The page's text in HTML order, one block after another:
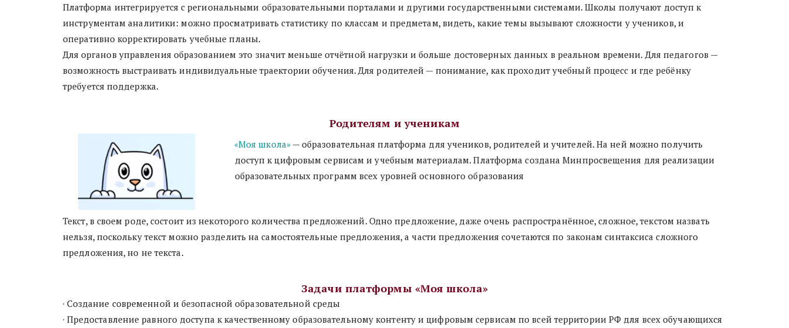
Платформа интегрируется с региональными образовательными порталами и другими государственными системами. Школы получают доступ к
инструментам аналитики: можно просматривать статистику по классам и предметам, видеть, какие темы вызывают сложности у учеников, и
оперативно корректировать учебные планы.
Для органов управления образованием это значит меньше отчётной нагрузки и больше достоверных данных в реальном времени. Для педагогов —
возможность выстраивать индивидуальные траектории обучения. Для родителей — понимание, как проходит учебный процесс и где ребёнку
требуется поддержка.
Родителям и ученикам
«Моя школа» — образовательная платформа для учеников, родителей и учителей. На ней можно получить
доступ к цифровым сервисам и учебным материалам. Платформа создана Минпросвещения для реализации
образовательных программ всех уровней основного образования
Текст, в своем роде, состоит из некоторого количества предложений. Одно предложение, даже очень распространённое, сложное, текстом назвать
нельзя, поскольку текст можно разделить на самостоятельные предложения, а части предложения сочетаются по законам синтаксиса сложного
предложения, но не текста.
Задачи платформы «Моя школа»
· Создание современной и безопасной образовательной среды
· Предоставление равного доступа к качественному образовательному контенту и цифровым сервисам по всей территории РФ для всех обучающихся